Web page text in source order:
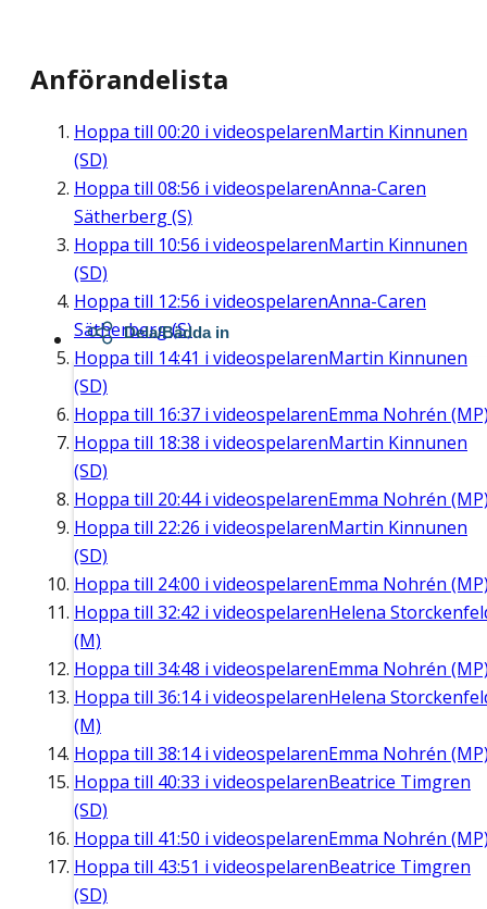
Anförandelista
Hoppa till 00:20 i videospelarenMartin Kinnunen
(SD)
Hoppa till 08:56 i videospelarenAnna-Caren
Sätherberg (S)
Hoppa till 10:56 i videospelarenMartin Kinnunen
(SD)
Hoppa till 12:56 i videospelarenAnna-Caren
Sätherberg (S)
Hoppa till 14:41 i videospelarenMartin Kinnunen
(SD)
Hoppa till 16:37 i videospelarenEmma Nohrén
Hoppa till 18:38 i videospelarenMartin Kinnunen
(SD)
Hoppa till 20:44i videospelarenEmma Nohrén
Hoppa till 22:26 i videospelarenMartin Kinnunen
(SD)
Hoppa till 24:00 i videospelarenEmma Nohrén
Hoppa till 32:42 i videospelarenHelena
(M)
Hoppa till 34:48 i videospelarenEmma Nohrén
Hoppa till 36:14i videospelarenHelena
(M)
Hoppa till 38:14i videospelarenEmma Nohrén
Hoppa till 40:33 i videospelarenBeatrice Timgren
(SD)
Hoppa till 41:50 i videospelarenEmma Nohrén
Hoppa till 43:51 i videospelarenBeatrice Timgren
(SD)
Dela/Bädda in